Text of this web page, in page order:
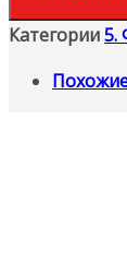
Категории5.